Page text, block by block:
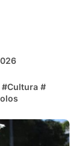
#Cultura #